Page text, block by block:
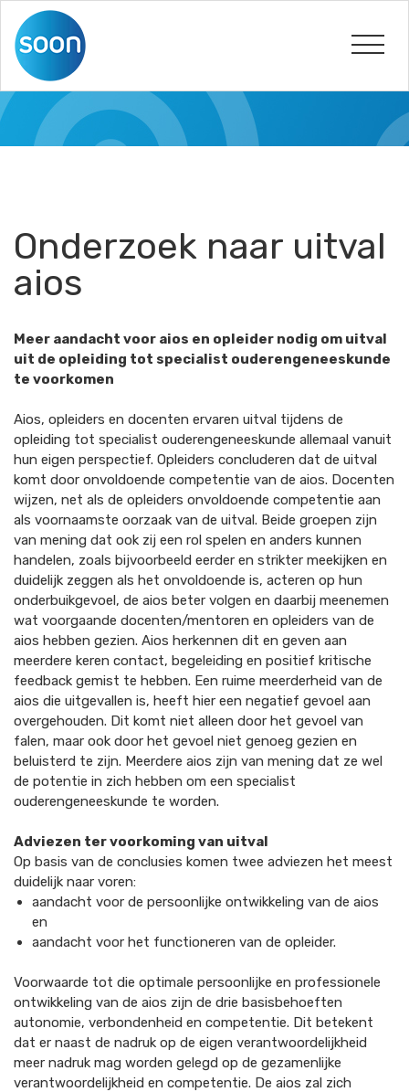
Onderzoek naar uitval
aios
Meer aandacht voor aios en opleider nodig om uitval
uit de opleiding tot specialist ouderengeneeskunde
te voorkomen
Aios, opleiders en docenten ervaren uitval tijdens de
opleiding tot specialist ouderengeneeskunde allemaal vanuit
hun eigen perspectief. Opleiders concluderen dat de uitval
komt door onvoldoende competentie van de aios. Docenten
wijzen, net als de opleiders onvoldoende competentie aan
als voornaamste oorzaak van de uitval. Beide groepen zijn
van mening dat ook zij een rol spelen en anders kunnen
handelen, zoals bijvoorbeeld eerder en strikter meekijken en
duidelijk zeggen als het onvoldoende is, acteren op hun
onderbuikgevoel, de aios beter volgen en daarbij meenemen
wat voorgaande docenten/mentoren en opleiders van de
aios hebben gezien. Aios herkennen dit en geven aan
meerdere keren contact, begeleiding en positief kritische
feedback gemist te hebben. Een ruime meerderheid van de
aios die uitgevallen is, heeft hier een negatief gevoel aan
overgehouden. Dit komt niet alleen door het gevoel van
falen, maar ook door het gevoel niet genoeg gezien en
beluisterd te zijn. Meerdere aios zijn van mening dat ze wel
de potentie in zich hebben om een specialist
ouderengeneeskunde te worden.
Adviezen ter voorkoming van uitval
Op basis van de conclusies komen twee adviezen het meest
duidelijk naar voren:
aandacht voor de persoonlijke ontwikkeling van de aios
en
aandacht voor het functioneren van de opleider.
Voorwaarde tot die optimale persoonlijke en professionele
ontwikkeling van de aios zijn de drie basisbehoeften
autonomie, verbondenheid en competentie. Dit betekent
dat er naast de nadruk op de eigen verantwoordelijkheid
meer nadruk mag worden gelegd op de gezamenlijke
verantwoordelijkheid en competentie. De aios zal zich